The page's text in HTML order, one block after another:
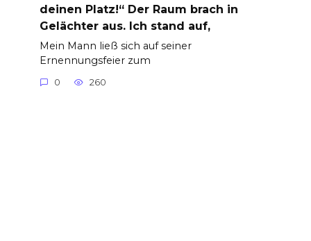
deinen Platz!“ Der Raum brach in
Gelächter aus. Ich stand auf,
Mein Mann ließ sich auf seiner
Ernennungsfeier zum
0 260